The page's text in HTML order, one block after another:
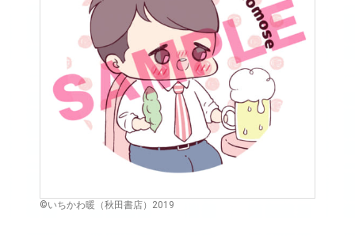
©いちかわ暖（秋田書店）2019